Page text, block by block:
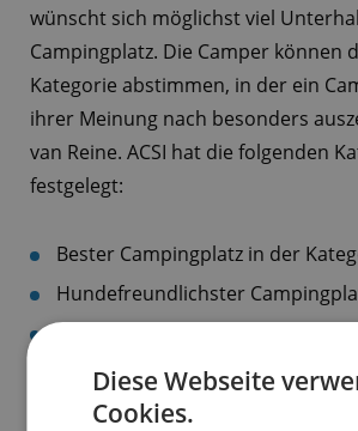
wünscht sich möglichst viel
Campingplatz. Die Camper können
Kategorie abstimmen, in der ein
ihrer Meinung nach besonders
van Reine. ACSI hat die folgenden
festgelegt:
Bester Campingplatz in der
Hundefreundlichster
Schönstes Campingplatz-
Bester Campingplatz für
Diese Webseite
Cookies.